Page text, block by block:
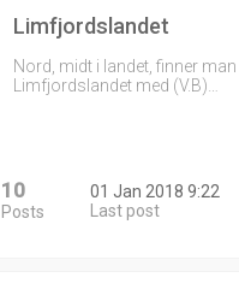
Limfjordslandet
Nord, midt i landet, finner man
Limfjordslandet med (V.B)…
10
Posts
01 Jan 2018 9:22
Last post